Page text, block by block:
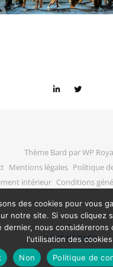
Thème Bard parWP
Mentions légales Politique
intérieur Conditions
HAUT DE PAGE
des cookies pour vous
notre site. Si vous cliquez
dernier, nous considérerons
l'utilisation des
Non Politique de